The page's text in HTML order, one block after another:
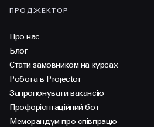
ПРОДЖЕКТОР
Про нас
Блог
Стати замовником на курсах
Робота в Projector
Запропонувати вакансію
Профорієнтаційний бот
Меморандум про співпрацю